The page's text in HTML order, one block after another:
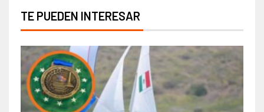
TE PUEDEN INTERESAR